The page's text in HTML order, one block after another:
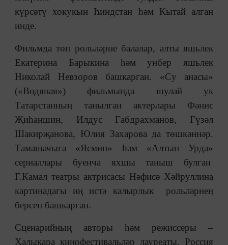
күрсәтү хокукын Һиндстан һәм Кытай алган
инде.
Фильмда төп рольләрне балалар, алты яшьлек
Екатерина Барыкина һәм унбер яшьлек
Николай Невзоров башкарган. «Су анасы»
(«Водяная») фильмында шулай ук
Татарстанның танылган актерлары Фәнис
Җиһаншин, Илдус Габдрахманов, Гүзәл
Шакирҗанова, Юлия Захарова да төшкәннәр.
Тамашачыга «Ясмин» һәм «Алтын Урда»
сериаллары буенча яхшы таныш булган
Г.Камал театры актрисасы Нәфисә Хәйруллина
картинадагы иң истә калырлык рольләрнең
берсен башкарган.
Сценарийның авторы һәм режиссеры –
Халыкара кинофестивальләр лауреаты, Россия